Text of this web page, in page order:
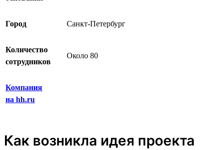
Город Санкт-Петербург
Количество
сотрудников
Около 80
Компания
на hh.ru
Как возникла идея проекта